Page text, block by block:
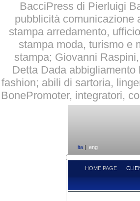
BacciPress di Pierluigi
pubblicità comunicazione
stampa arredamento,
stampa moda, turismo e
stampa; Giovanni
Detta Dada
fashion; abili di sartoria,
BonePromoter, integratori,
ita| eng
HOME PAGE